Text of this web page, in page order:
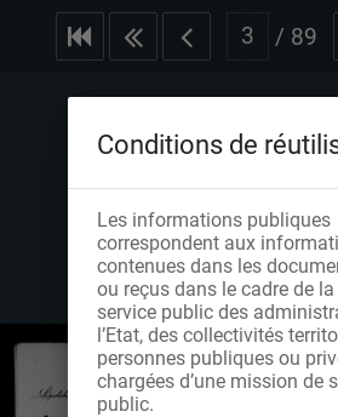
/ 89
Conditions de
Les informations publiques
correspondent aux
contenues dans les
ou reçus dans le cadre de
service public des
l’Etat, des collectivités
personnes publiques ou
chargées d’une mission de
public.